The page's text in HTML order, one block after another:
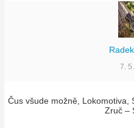
7.
Čus všude možně, Lokomotiva,
Zruč –